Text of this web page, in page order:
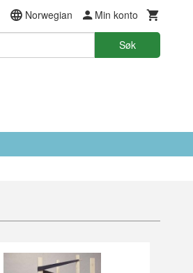
Norwegian Min konto
Søk